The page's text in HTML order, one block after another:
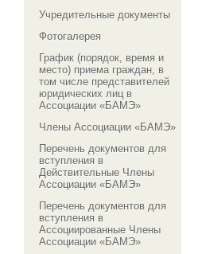
Учредительные документы
Фотогалерея
График (порядок, время и
место) приема граждан, в
том числе представителей
юридических лиц в
Ассоциации «БАМЭ»
Члены Ассоциации «БАМЭ»
Перечень документов для
вступления в
Действительные Члены
Ассоциации «БАМЭ»
Перечень документов для
вступления в
Ассоциированные Члены
Ассоциации «БАМЭ»